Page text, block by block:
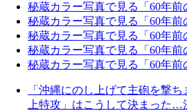
秘蔵カラー写真で見る「60年
秘蔵カラー写真で見る「60年前
秘蔵カラー写真で見る「60年前
秘蔵カラー写真で見る「60年
秘蔵カラー写真で見る「60年前
「沖縄にのし上げて主砲を撃
上特攻」はこうして決まった